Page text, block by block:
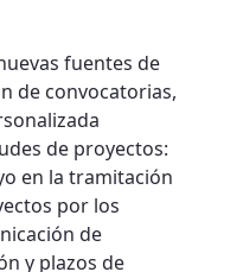
fuentes de
de convocatorias,
de proyectos:
en la tramitación
por los
de
y plazos de